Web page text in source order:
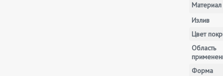
Материал
Излив
Цвет
Область
Форма